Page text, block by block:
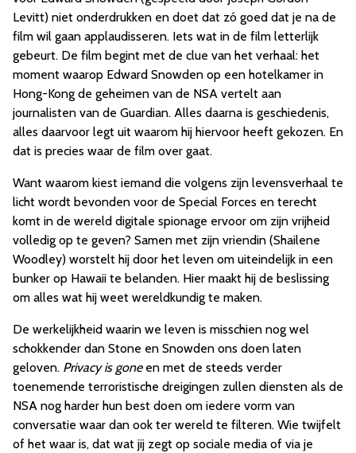
Levitt) niet onderdrukken en doet dat zó goed dat je na de
film wil gaan applaudisseren. Iets wat in de film letterlijk
gebeurt. De film begint met de clue van het verhaal: het
moment waarop Edward Snowden op een hotelkamer in
Hong-Kong de geheimen van de NSA vertelt aan
journalisten van de Guardian. Alles daarna is geschiedenis,
alles daarvoor legt uit waarom hij hiervoor heeft gekozen. En
dat is precies waar de film over gaat.
Want waarom kiest iemand die volgens zijn levensverhaal te
licht wordt bevonden voor de Special Forces en terecht
komt in de wereld digitale spionage ervoor om zijn vrijheid
volledig op te geven? Samen met zijn vriendin (Shailene
Woodley) worstelt hij door het leven om uiteindelijk in een
bunker op Hawaii te belanden. Hier maakt hij de beslissing
om alles wat hij weet wereldkundig te maken.
De werkelijkheid waarin we leven is misschien nog wel
schokkender dan Stone en Snowden ons doen laten
geloven. Privacy is goneen met de steeds verder
toenemende terroristische dreigingen zullen diensten als de
NSA nog harder hun best doen om iedere vorm van
conversatie waar dan ook ter wereld te filteren. Wie twijfelt
of het waar is, dat wat jij zegt op sociale media of via je